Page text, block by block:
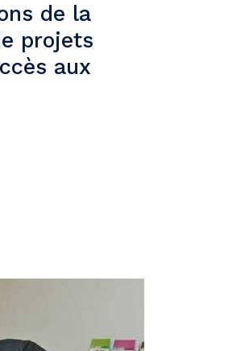
de la
projets
aux